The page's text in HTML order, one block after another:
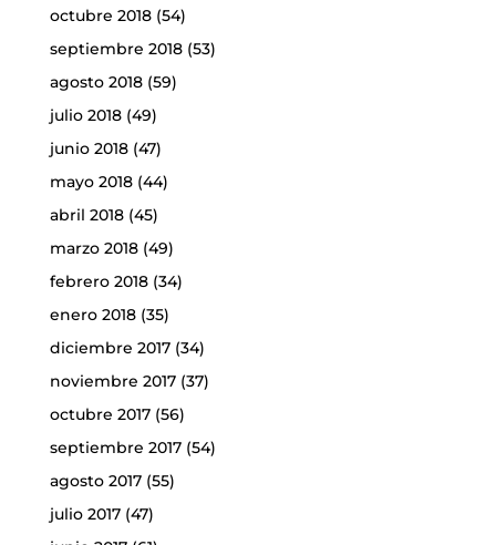
octubre 2018(54)
septiembre 2018(53)
agosto 2018(59)
julio 2018(49)
junio 2018(47)
mayo 2018(44)
abril 2018(45)
marzo 2018(49)
febrero 2018(34)
enero 2018(35)
diciembre 2017(34)
noviembre 2017(37)
octubre 2017(56)
septiembre 2017(54)
agosto 2017(55)
julio 2017(47)